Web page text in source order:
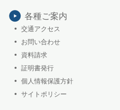
各種ご案内
交通アクセス
お問い合わせ
資料請求
証明書発行
個人情報保護方針
サイトポリシー